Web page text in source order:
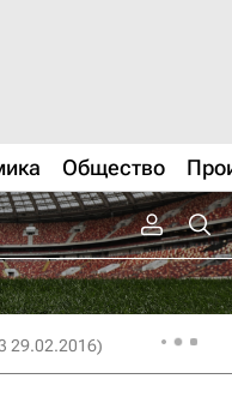
Общество
29.02.2016)